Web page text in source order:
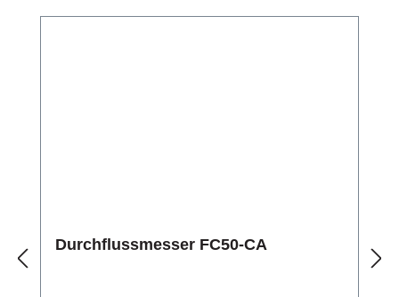
pro Puls einstellbar10-fach LED-Balken (rot,
Durchflussmesser FC50-CA